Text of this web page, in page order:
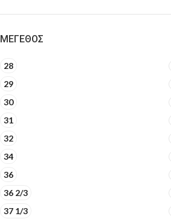
ΜΈΓΕΘΟΣ
28
29
30
31
32
34
36
36 2/3
37 1/3